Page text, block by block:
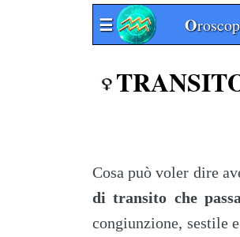
☰ O
Cosa può voler dire
di transito che
congiunzione, sestile